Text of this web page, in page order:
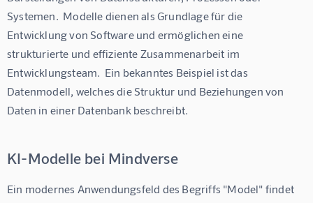
Systemen.  Modelle dienen als Grundlage für die
Entwicklung von Software und ermöglichen eine
strukturierte und effiziente Zusammenarbeit im
Entwicklungsteam.  Ein bekanntes Beispiel ist das
Datenmodell, welches die Struktur und Beziehungen von
Daten in einer Datenbank beschreibt.
KI-Modelle bei Mindverse
Ein modernes Anwendungsfeld des Begriffs "Model" findet